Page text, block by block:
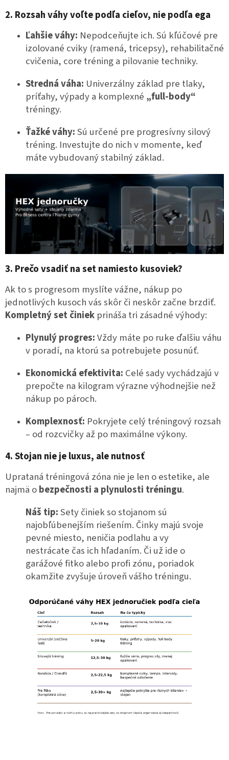
2. Rozsah váhy voľte podľa cieľov, nie podľa ega
Ľahšie váhy: Nepodceňujte ich. Sú kľúčové pre
izolované cviky (ramená, tricepsy), rehabilitačné
cvičenia, core tréning a pilovanie techniky.
Stredná váha: Univerzálny základ pre tlaky,
príťahy, výpady a komplexné „full-body“
tréningy.
Ťažké váhy:Sú určené pre progresívny silový
tréning. Investujte do nich v momente, keď
máte vybudovaný stabilný základ.
3. Prečo vsadiť na set namiesto kusoviek?
Ak to s progresom myslíte vážne, nákup po
jednotlivých kusoch vás skôr či neskôr začne brzdiť.
Kompletný set činiek prináša tri zásadné výhody:
Plynulý progres:Vždy máte po ruke ďalšiu váhu
v poradí, na ktorú sa potrebujete posunúť.
Ekonomická efektivita: Celé sady vychádzajú v
prepočte na kilogram výrazne výhodnejšie než
nákup po pároch.
Komplexnosť: Pokryjete celý tréningový rozsah
– od rozcvičky až po maximálne výkony.
4. Stojan nie je luxus, ale nutnosť
Uprataná tréningová zóna nie je len o estetike, ale
najmä obezpečnosti a plynulosti tréningu.
Náš tip:Sety činiek so stojanom sú
najobľúbenejším riešením. Činky majú svoje
pevné miesto, neničia podlahu a vy
nestrácate čas ich hľadaním. Či už ide o
garážové fitko alebo profi zónu, poriadok
okamžite zvyšuje úroveň vášho tréningu.